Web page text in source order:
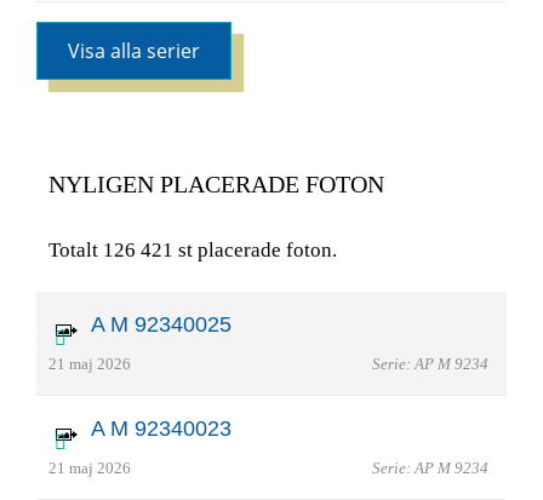
Visa alla serier
NYLIGEN PLACERADE FOTON
Totalt 126 421 st placerade foton.
A M 92340025
21 maj 2026 Serie: AP M 9234
A M 92340023
21 maj 2026 Serie: AP M 9234